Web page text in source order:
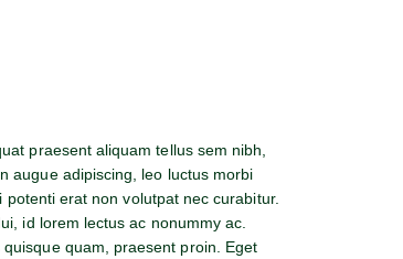
praesent aliquam tellus sem nibh,
augue adipiscing, leo luctus morbi
erat non volutpat nec curabitur.
id lorem lectus ac nonummy ac.
quam, praesent proin. Eget